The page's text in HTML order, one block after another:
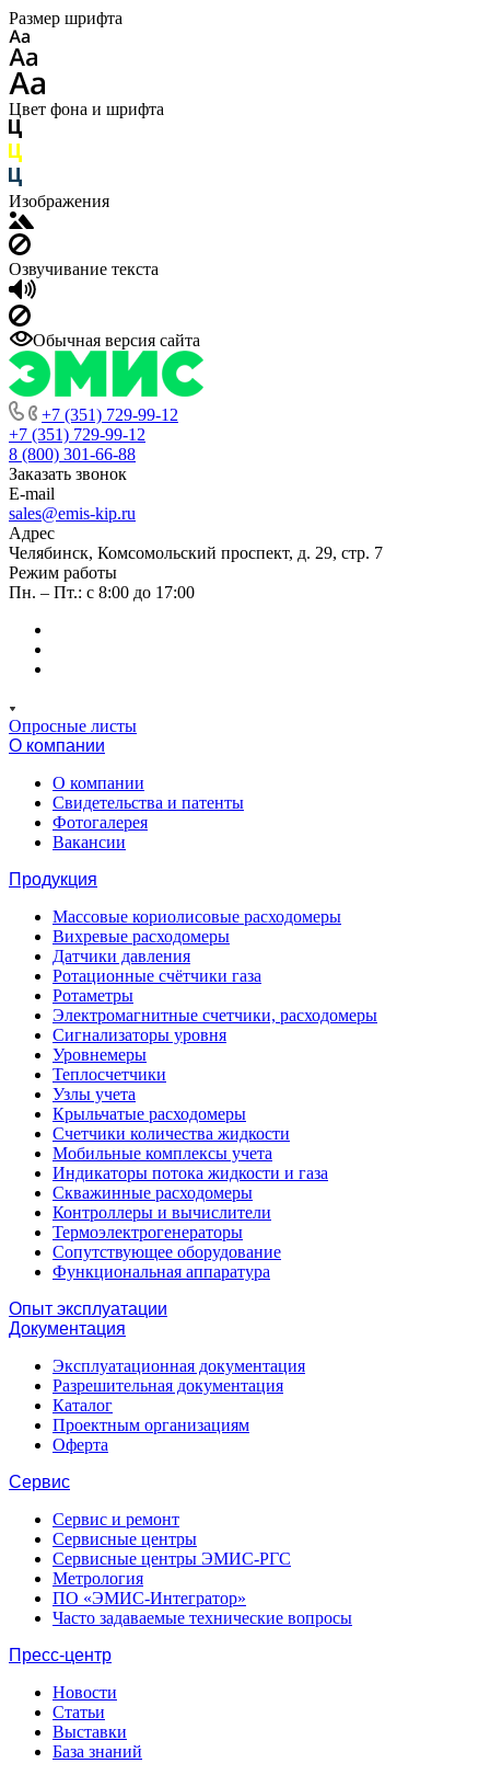
Размер шрифта
Цвет фона и шрифта
Изображения
Озвучивание текста
Обычная версия сайта
+7 (351) 729-99-12
+7 (351) 729-99-12
8 (800) 301-66-88
Заказать звонок
E-mail
sales@emis-kip.ru
Адрес
Челябинск, Комсомольский проспект, д. 29, стр. 7
Режим работы
Пн. – Пт.: с 8:00 до 17:00
Опросные листы
О компании
О компании
Свидетельства и патенты
Фотогалерея
Вакансии
Продукция
Массовые кориолисовые расходомеры
Вихревые расходомеры
Датчики давления
Ротационные счётчики газа
Ротаметры
Электромагнитные счетчики, расходомеры
Сигнализаторы уровня
Уровнемеры
Теплосчетчики
Узлы учета
Крыльчатые расходомеры
Счетчики количества жидкости
Мобильные комплексы учета
Индикаторы потока жидкости и газа
Скважинные расходомеры
Контроллеры и вычислители
Термоэлектрогенераторы
Сопутствующее оборудование
Функциональная аппаратура
Опыт эксплуатации
Документация
Эксплуатационная документация
Разрешительная документация
Каталог
Проектным организациям
Оферта
Сервис
Сервис и ремонт
Сервисные центры
Сервисные центры ЭМИС-РГС
Метрология
ПО «ЭМИС-Интегратор»
Часто задаваемые технические вопросы
Пресс-центр
Новости
Статьи
Выставки
База знаний